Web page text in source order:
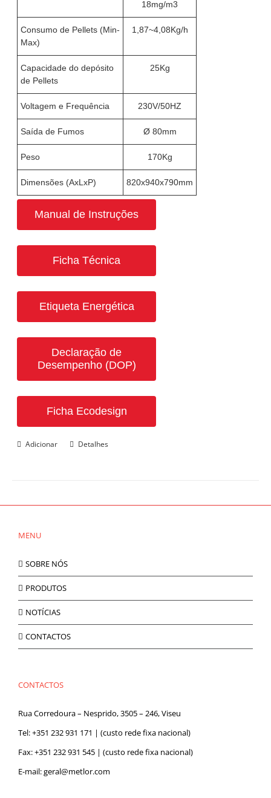
18mg/m3
Consumo de Pellets (Min-
Max)
1,87~4,08Kg/h
Capacidade do depósito
de Pellets
25Kg
Voltagem e Frequência 230V/50HZ
Saída de Fumos Ø 80mm
Peso 170Kg
Dimensões (AxLxP) 820x940x790mm
Manual de Instruções
Ficha Técnica
Etiqueta Energética
Declaração de
Desempenho (DOP)
Ficha Ecodesign
Adicionar Detalhes
MENU
SOBRE NÓS
PRODUTOS
NOTÍCIAS
CONTACTOS
CONTACTOS
Rua Corredoura – Nesprido, 3505 – 246, Viseu
Tel:+351 232 931 171 | (custo rede fixa nacional)
Fax: +351 232 931 545 | (custo rede fixa nacional)
E-mail:geral@metlor.com